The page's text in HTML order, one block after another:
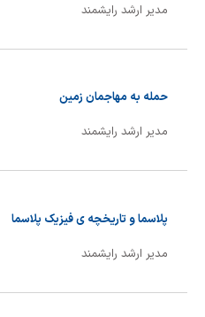
مدیر ارشد رایشمند
حمله به مهاجمان زمین
مدیر ارشد رایشمند
پلاسما و تاریخچه ی فیزیک پلاسما
مدیر ارشد رایشمند